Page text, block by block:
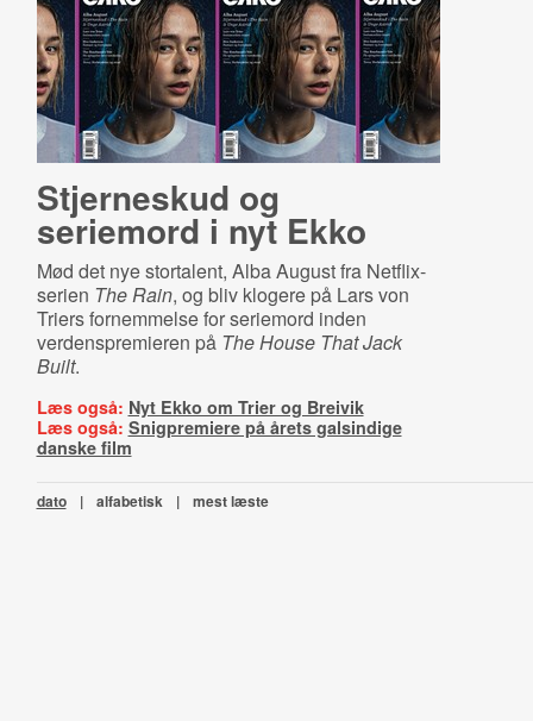
Stjerneskud og
seriemord i nyt Ekko
Mød det nye stortalent, Alba August fra Netflix-
serien The Rain, og bliv klogere på Lars von
Triers fornemmelse for seriemord inden
verdenspremieren på The House That Jack
Built.
Læs også: Nyt Ekko om Trier og Breivik
Læs også: Snigpremiere på årets galsindige
danske film
dato | alfabetisk | mest læste